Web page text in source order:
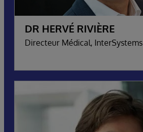
DR HERVÉ RIVIÈRE
Directeur Médical, InterSystems